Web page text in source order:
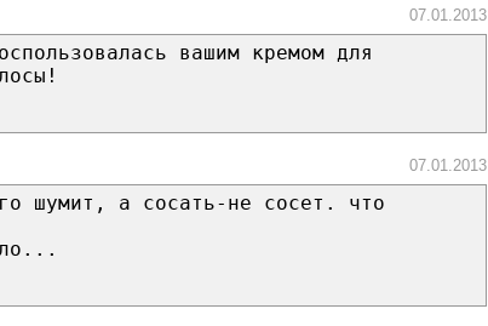
07.01.2013
вашим кремом для
07.01.2013
шумит, а сосать-не сосет. что